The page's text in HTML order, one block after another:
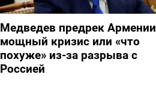
Медведев предрек Армении
мощный кризис или «что
похуже» из-за разрыва с
Россией